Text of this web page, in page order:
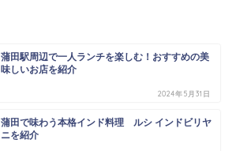
蒲田駅周辺で一人ランチを楽しむ！おすすめの美
味しいお店を紹介
2024年5月31日
蒲田で味わう本格インド料理 ルシ インドビリヤ
ニを紹介